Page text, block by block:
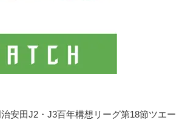
安田J2・J3百年構想リーグ第18節ツエー